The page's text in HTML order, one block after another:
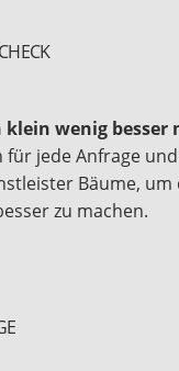
klein wenig besser
für jede Anfrage
Bäume, um
zu machen.